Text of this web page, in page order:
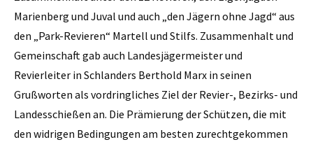
Marienberg und Juval und auch „den Jägern ohne Jagd“ aus
den „Park-Revieren“ Martell und Stilfs. Zusammenhalt und
Gemeinschaft gab auch Landesjägermeister und
Revierleiter in Schlanders Berthold Marx in seinen
Grußworten als vordringliches Ziel der Revier-, Bezirks- und
Landesschießen an. Die Prämierung der Schützen, die mit
den widrigen Bedingungen am besten zurechtgekommen